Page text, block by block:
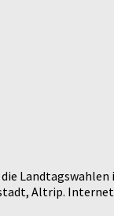
Landtagswahlen
Altrip.